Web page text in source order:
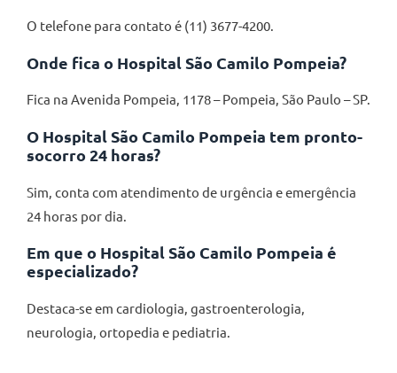
O telefone para contato é (11) 3677-4200.
Onde fica o Hospital São Camilo Pompeia?
Fica na Avenida Pompeia, 1178 – Pompeia, São Paulo – SP.
O Hospital São Camilo Pompeia tem pronto-
socorro 24 horas?
Sim, conta com atendimento de urgência e emergência
24 horas por dia.
Em que o Hospital São Camilo Pompeia é
especializado?
Destaca-se em cardiologia, gastroenterologia,
neurologia, ortopedia e pediatria.